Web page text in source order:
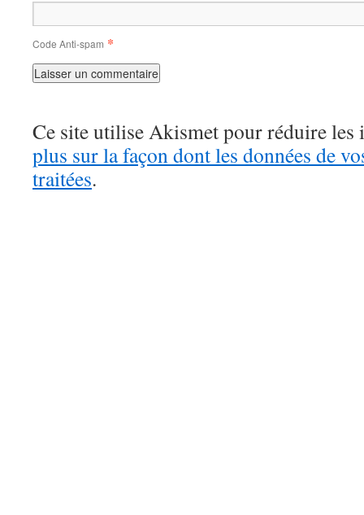
Code Anti-spam *
Ce site utilise Akismet pour réduire les
plus sur la façon dont les données de
traitées.